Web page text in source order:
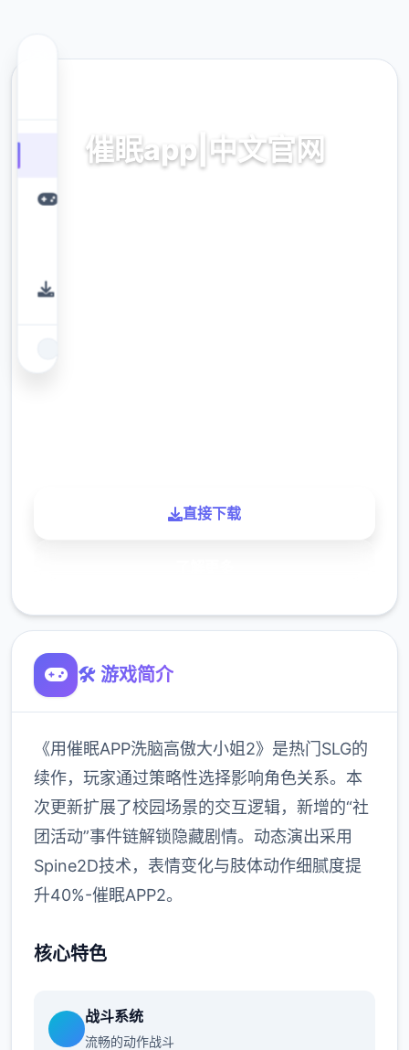
催眠app|中文官网
直接下载
🛠️ 游戏简介
《用催眠APP洗脑高傲大小姐2》是热门SLG的
续作，玩家通过策略性选择影响角色关系。本
次更新扩展了校园场景的交互逻辑，新增的“社
团活动”事件链解锁隐藏剧情。动态演出采用
Spine2D技术，表情变化与肢体动作细腻度提
升40%-催眠APP2。
核心特色
战斗系统
流畅的动作战斗